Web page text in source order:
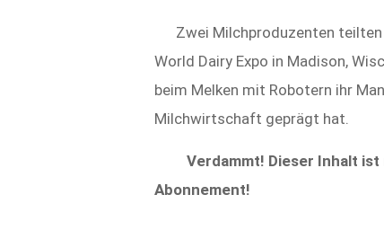
Zwei Milchproduzenten
World Dairy Expo in Madison,
beim Melken mit Robotern ihr
Milchwirtschaft geprägt hat.
Verdammt! Dieser Inhalt
Abonnement!